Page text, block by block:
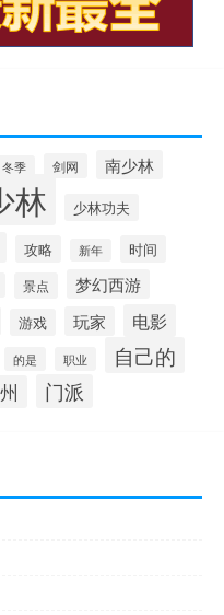
冬季 剑网 南少林
林 少林功夫
攻略 新年 时间
景点 梦幻西游
游戏 玩家 电影
的是 职业 自己的
门派